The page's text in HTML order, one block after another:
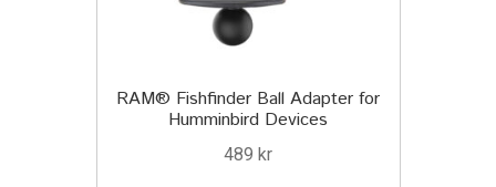
RAM® Fishfinder Ball Adapter for
Humminbird Devices
489 kr